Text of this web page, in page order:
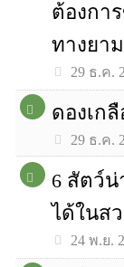
ต้องกา
ทางยา
29 ธ.ค.
ดองเกลื
29 ธ.ค.
6 สัตว์น่
ได้ในส
24 พ.ย.